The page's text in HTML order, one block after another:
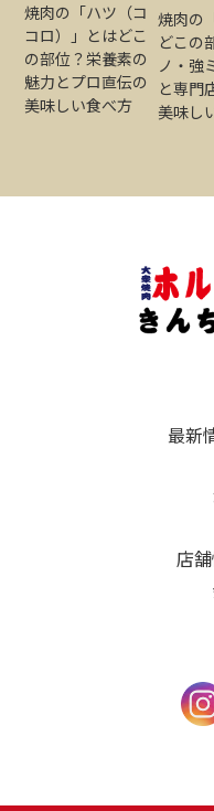
焼肉の「ハツ（コ
コロ）」とはどこ
の部位？栄養素の
魅力とプロ直伝の
美味しい食べ方
焼肉の
どこの
ノ・強
と専門
美味し
最新
店